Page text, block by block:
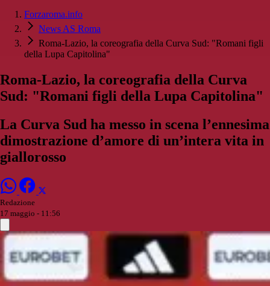
Forzaroma.info
News AS Roma
Roma-Lazio, la coreografia della Curva Sud: "Romani figli
della Lupa Capitolina"
Roma-Lazio, la coreografia della Curva
Sud: "Romani figli della Lupa Capitolina"
La Curva Sud ha messo in scena l’ennesima
dimostrazione d’amore di un’intera vita in
giallorosso
Redazione
17 maggio - 11:56